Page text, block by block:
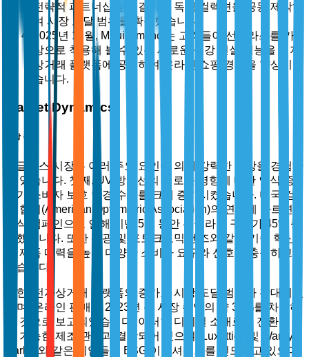
전략적 파트너십을 체결하여 독점 컬렉션을 공동 제작하
여 시장 도달 범위를 확장했습니다.
2025년 11월, Maui Jim Inc.는 고객들이 선글라스를 가
상으로 착용해 볼 수 있는 새로운 증강 현실 기능을 전자
상거래 플랫폼에 공개하여 온라인 쇼핑 경험을 향상시켰
습니다.
Market Dynamics
시장 동력
선글라스 시장은 여러 주요 요인에 의해 강력한 성장을 경험하
고 있습니다. 첫째, UV 방사선의 해로운 영향에 대한 인식 증
가가 소비자 보호 안경 수요를 크게 증가시켰습니다. 미국 검
안 협회(American Optometric Association)의 연구에 따르면,
인식 캠페인으로 인해 지난 5년 동안 선글라스 구매가 45% 증
가했습니다. 또한 편광 및 포토크로믹 렌즈와 같은 기술 혁신
이 제품 매력을 높여 다양한 소비자 요구와 선호를 충족하고
있습니다.
또한, 전자상거래 플랫폼의 증가로 시장 도달 범위가 확대되었
으며, 온라인 판매는 2023년 총 시장 수익의 약 30%를 차지하
는 것으로 보고되었습니다. 이러한 디지털 소매로의 전환은 지
속 가능한 제조 관행과 결합되어 있으며, Luxottica 및 Warby
Parker와 같은 기업들이 ESG 이니셔티브를 선도하고 있으며,